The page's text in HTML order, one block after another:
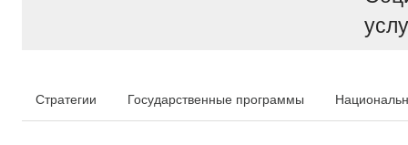
Стратегии Государственные программы